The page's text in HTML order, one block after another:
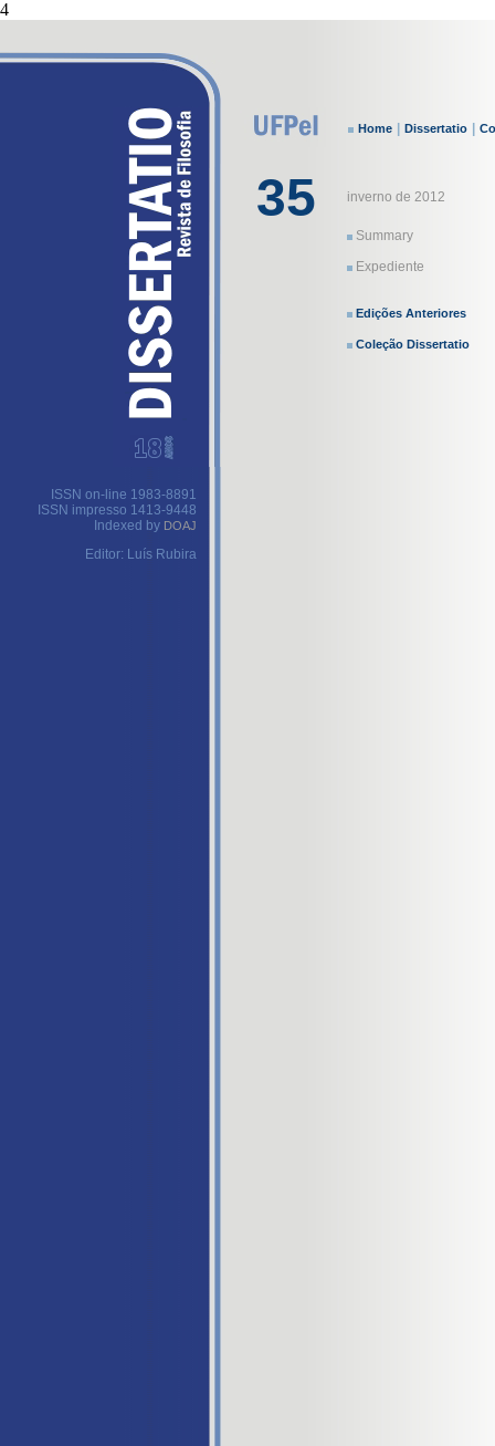
4
ISSN on-line 1983-8891
ISSN impresso 1413-9448
Indexed by DOAJ
Editor: Luís Rubira
Home Dissertatio
35 inverno de 2012
Summary
Expediente
Edições Anteriores
Coleção Dissertatio